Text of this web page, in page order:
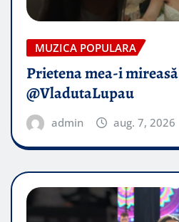
MUZICA POPULARA
Prietena mea-i mireasă​
@VladutaLupau
admin aug. 7, 2026